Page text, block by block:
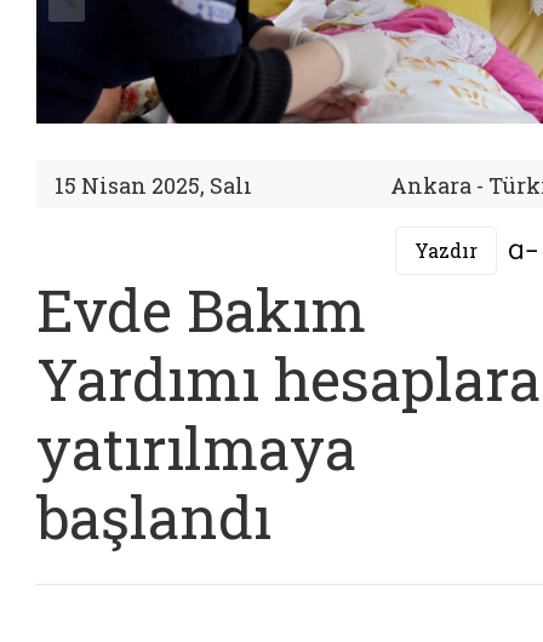
15 Nisan 2025, Salı Ankara -
Yazdır
Evde Bakım
Yardımı hesaplara
yatırılmaya
başlandı